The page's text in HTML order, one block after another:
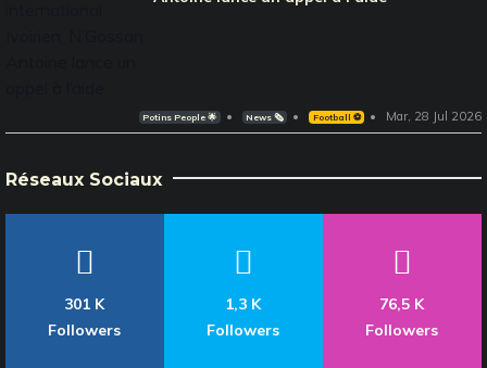
Potins People 🌟 News 🗞️ Football ⚽️ Mar, 28 Jul 2026
Réseaux Sociaux
301 K
Followers
1,3 K
Followers
76,5 K
Followers